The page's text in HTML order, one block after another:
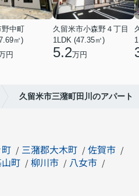
野中町
㎡)
円
久留米市小森野４丁目
1LDK (47.35㎡)
5.2万円
久留米市三潴町田川のアパート
三潴郡大木町
佐賀市
町 柳川市
八女市